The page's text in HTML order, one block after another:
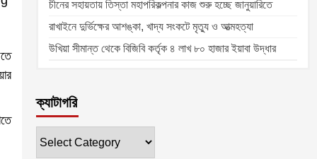
চীনের সহায়তায় তিস্তা মহাপরিকল্পনার কাজ শুরু হচ্ছে জানুয়ারিতে
রাখাইনে দুর্ভিক্ষের আশঙ্কা, খাদ্য সংকটে মৃত্যু ও আত্মহত্যা
উখিয়া সীমান্ত থেকে বিজিবি কর্তৃক ৪ লাখ ৮০ হাজার ইয়াবা উদ্ধার
ক্যাটাগরি